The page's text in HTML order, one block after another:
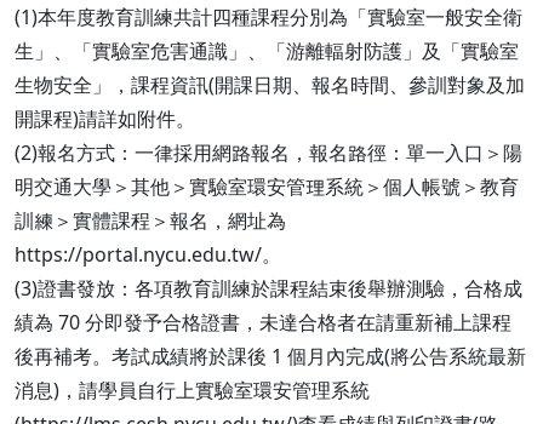
(1)本年度教育訓練共計四種課程分別為「實驗室一般安全衛
生」、「實驗室危害通識」、「游離輻射防護」及「實驗室
生物安全」，課程資訊(開課日期、報名時間、參訓對象及加
開課程)請詳如附件。
(2)報名方式：一律採用網路報名，報名路徑：單一入口＞陽
明交通大學＞其他＞實驗室環安管理系統＞個人帳號＞教育
訓練＞實體課程＞報名，網址為
https://portal.nycu.edu.tw/。
(3)證書發放：各項教育訓練於課程結束後舉辦測驗，合格成
績為 70 分即發予合格證書，未達合格者在請重新補上課程
後再補考。考試成績將於課後 1 個月內完成(將公告系統最新
消息)，請學員自行上實驗室環安管理系統